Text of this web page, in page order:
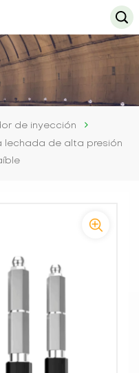
de inyección
lechada de alta presión